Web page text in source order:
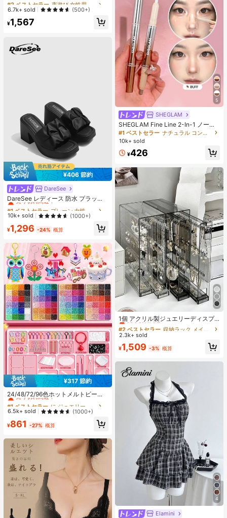
スト ショートスリーブ トップス 夏
用
売り切れ間近！
売り切れ間近！
#2 ベストセラー
売り切れ間近！
6.7k+ sold (500+)
¥1,567
¥406 節約
DareSee
DareSee レディース 防水 プラット
フォーム 厚底サンダル オープントゥ
スリッポンシューズ 夏新作 チャンキ
ーハイヒール Y2Kスタイル 通学向け
#1 ベストセラー
売り切れ間近！
#1 ベストセラー
売り切れ間近！
#1 ベストセラー
売り切れ間近！
#1 ベストセラー
売り切れ間近！
10k+ sold (1000+)
¥1,296 -24% 概算
¥317 節約
24/48/72/96色ホットメルトビーズ
クリエイティブクラフトセット、ス
クエアペグボード、多層収納ボック
ス、アイロンペーパー、カラフルな
キーチェーン、装飾アクセサリー、
ハンギングロープ付き、DIY愛好家
フト、誕生日ギフトを手作りできま
す。
#1 ベストセラー
に ジュエリー製作セット
売り切れ間近！
#1 ベストセラー
売り切れ間近！
#1 ベストセラー
売り切れ間近！
#1 ベストセラー
売り切れ間近！
6.5k+ sold (1000+)
¥861 -27% 概算
5
SHEGLAM
SHEGLAM Fine Line 2-In-1 ノーズ
コンター&ハイライトペン-Buff ノー
ズシャドウ シェーディング 女性と女
コスメメイクアップ
#1 ベストセラー
ナチュラル コントゥア＆ブロンザー
10k+ sold
¥426
1個 アクリル製ジュエリーディスプ
レイボックス、ピアス ネックレス ブ
レスレット収納ボックス、防塵収納
適、収納バッグ、メイクブラシホル
ダー、香水収納、女性へのギフト、
クリスマスギフト、クリエイティブ
な女性へのギフト、美的なホーム
#2 ベストセラー
売り切れ間近！
#2 ベストセラー
売り切れ間近！
#2 ベストセラー
売り切れ間近！
#2 ベストセラー
収納ラック メイクアップオーガナイザー
売り切れ間近！
2.3k+ sold
¥1,509 -3% 概算
4
Elamini
#1 ベストセラー